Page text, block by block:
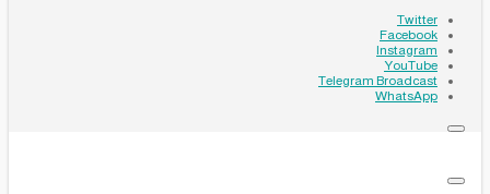
Twitter
Facebook
Instagram
YouTube
Telegram Broadcast
WhatsApp